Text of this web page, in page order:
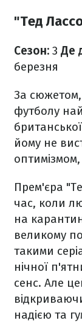
"Тед
Сезон: 3 Де
березня
За
футболу
йому не
Прем'єра
час, коли
на
великому
такими
нічної
сенс. Але
надією та